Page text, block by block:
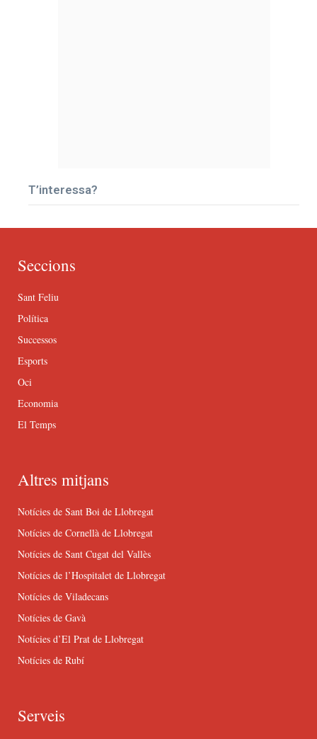
T’interessa?
Seccions
Sant Feliu
Política
Successos
Esports
Oci
Economia
El Temps
Altres mitjans
Notícies de Sant Boi de Llobregat
Notícies de Cornellà de Llobregat
Notícies de Sant Cugat del Vallès
Notícies de l’Hospitalet de Llobregat
Notícies de Viladecans
Notícies de Gavà
Notícies d’El Prat de Llobregat
Notícies de Rubí
Serveis